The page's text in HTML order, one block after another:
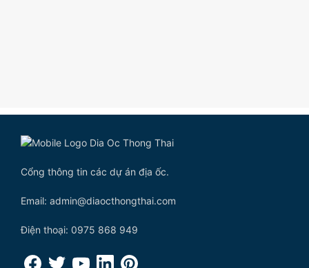
Cổng thông tin các dự án địa ốc.
Email: admin@diaocthongthai.com
Điện thoại: 0975 868 949